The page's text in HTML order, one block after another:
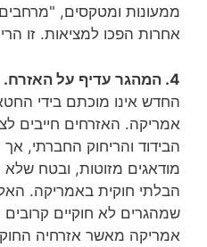
ממעונות ומטקסים, "מרחבים
אחרות הפכו למציאות. זו
4. המהגר עדיף על האזרח.
החדש אינו מוכתם בידי
אמריקה. האזרחים חייבים
הבידוד והריחוק החברתי,
מודאגים מזוטות, ובטח
הבלתי חוקית באמריקה.
שמהגרים לא חוקיים
אמריקה מאשר אזרחיה